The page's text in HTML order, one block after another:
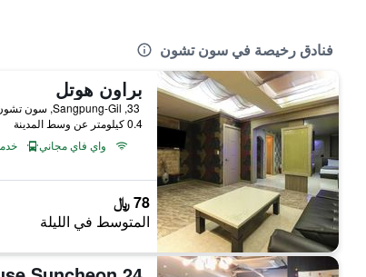
فنادق رخيصة في سون تشون
براون هوتل
0.4 كيلومتر عن وسط المدينة
واي فاي مجاني
78 ﷼
المتوسط في الليلة